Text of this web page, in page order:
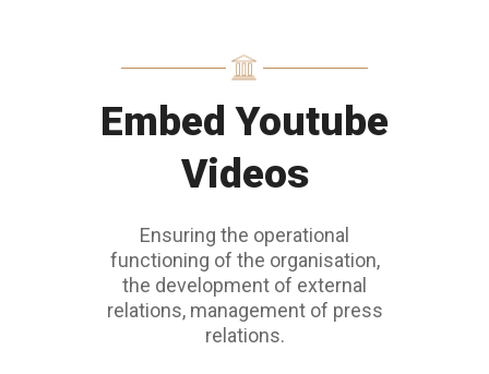
Embed Youtube
Videos
Ensuring the operational
functioning of the organisation,
the development of external
relations, management of press
relations.